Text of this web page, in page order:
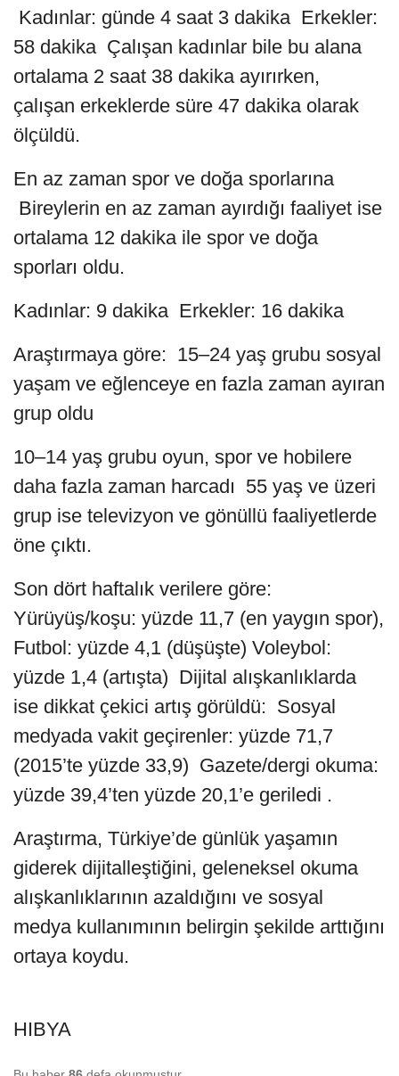
Kadınlar: günde 4 saat 3 dakika Erkekler:
58 dakika Çalışan kadınlar bile bu alana
ortalama 2 saat 38 dakika ayırırken,
çalışan erkeklerde süre 47 dakika olarak
ölçüldü.
En az zaman spor ve doğa sporlarına
Bireylerin en az zaman ayırdığı faaliyet ise
ortalama 12 dakika ile spor ve doğa
sporları oldu.
Kadınlar: 9 dakika Erkekler: 16 dakika
Araştırmaya göre: 15–24 yaş grubu sosyal
yaşam ve eğlenceye en fazla zaman ayıran
grup oldu
10–14 yaş grubu oyun, spor ve hobilere
daha fazla zaman harcadı 55 yaş ve üzeri
grup ise televizyon ve gönüllü faaliyetlerde
öne çıktı.
Son dört haftalık verilere göre:
Yürüyüş/koşu: yüzde 11,7 (en yaygın spor),
Futbol: yüzde 4,1 (düşüşte) Voleybol:
yüzde 1,4 (artışta) Dijital alışkanlıklarda
ise dikkat çekici artış görüldü: Sosyal
medyada vakit geçirenler: yüzde 71,7
(2015’te yüzde 33,9) Gazete/dergi okuma:
yüzde 39,4’ten yüzde 20,1’e geriledi .
Araştırma, Türkiye’de günlük yaşamın
giderek dijitalleştiğini, geleneksel okuma
alışkanlıklarının azaldığını ve sosyal
medya kullanımının belirgin şekilde arttığını
ortaya koydu.
HIBYA